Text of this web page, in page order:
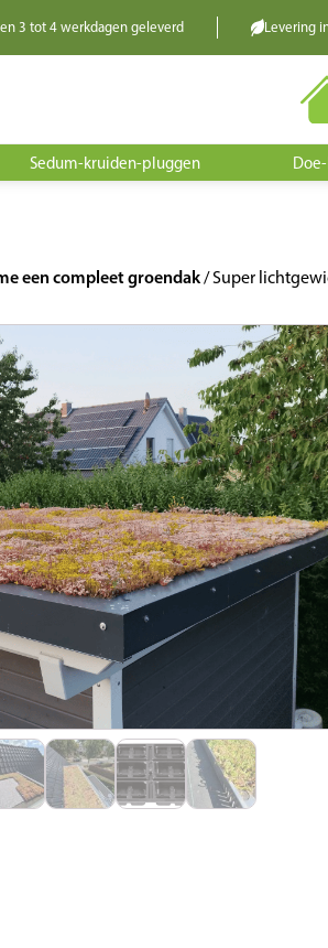
3 tot 4 werkdagen geleverd Levering
Sedum-kruiden-pluggen
een compleet groendak/ Super